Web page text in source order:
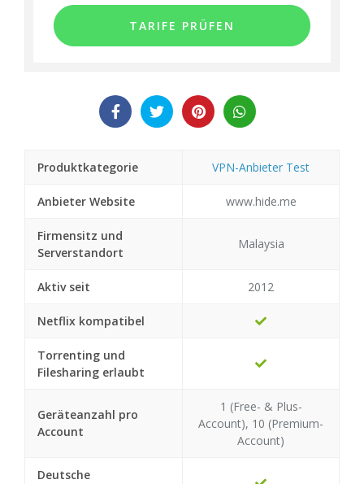
TARIFE PRÜFEN
Produktkategorie VPN-Anbieter Test
Anbieter Website www.hide.me
Firmensitz und
Serverstandort
Malaysia
Aktiv seit 2012
Netflix kompatibel
Torrenting und
Filesharing erlaubt
Geräteanzahl pro
Account
1 (Free- & Plus-
Account), 10 (Premium-
Account)
Deutsche